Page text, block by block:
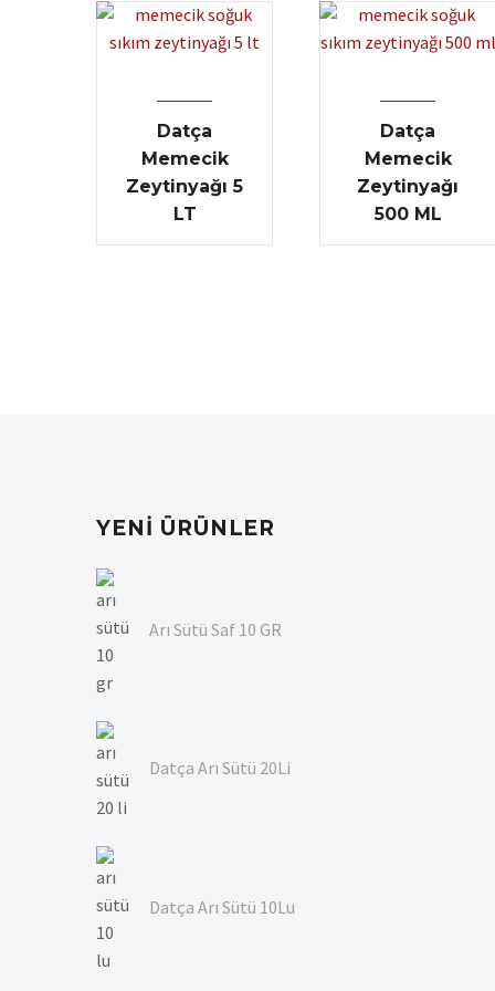
Datça
Memecik
Zeytinyağı 5
LT
Datça
Memecik
Zeytinyağı
500 ML
YENI ÜRÜNLER
Arı Sütü Saf 10 GR
Datça Arı Sütü 20Li
Datça Arı Sütü 10Lu